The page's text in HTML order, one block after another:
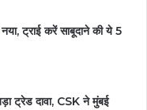
ट्राई करें साबूदाने की ये 5
ट्रेड दावा, CSK ने मुंबई